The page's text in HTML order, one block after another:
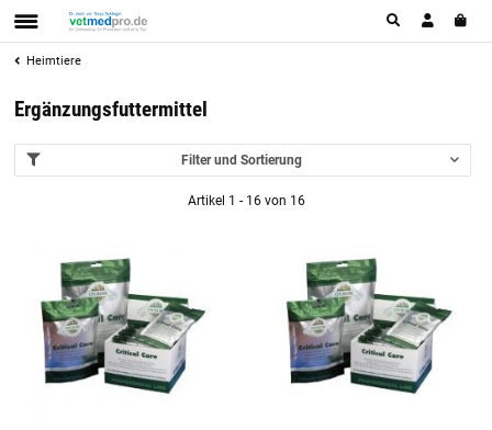
Heimtiere
Ergänzungsfuttermittel
Filter und Sortierung
Artikel 1 - 16 von 16